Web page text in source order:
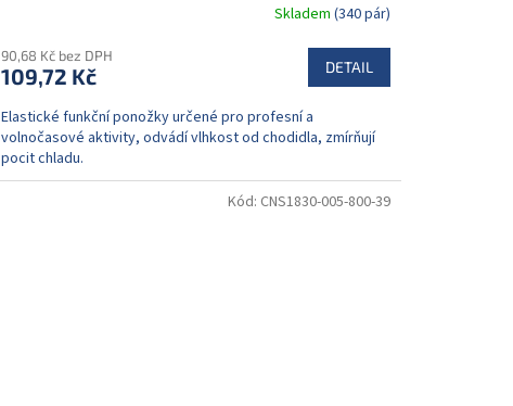
Skladem (340 pár)
90,68 Kč bez DPH
109,72 Kč DETAIL
Elastické funkční ponožky určené pro profesní a
volnočasové aktivity, odvádí vlhkost od chodidla, zmírňují
pocit chladu.
Kód: CNS1830-005-800-39